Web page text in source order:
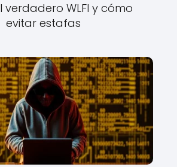
verdadero WLFI y cómo
evitar estafas